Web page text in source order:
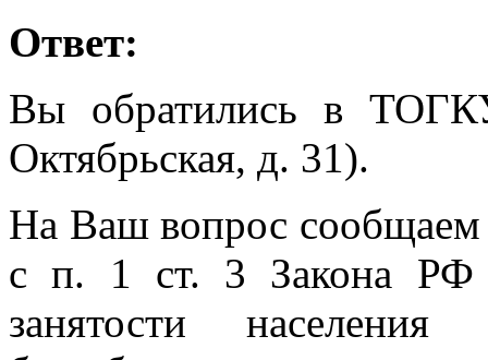
Ответ:
Вы обратились в
Октябрьская, д. 31).
На Ваш вопрос сообщаем
с п. 1 ст. 3 Закона
занятости